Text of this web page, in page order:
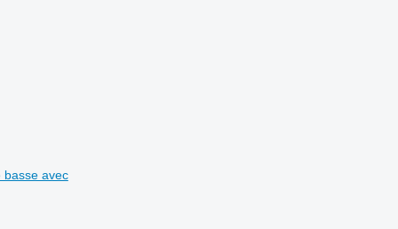
basse avec